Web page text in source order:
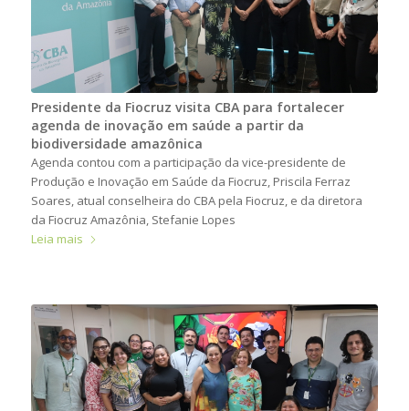
Presidente da Fiocruz visita CBA para fortalecer
agenda de inovação em saúde a partir da
biodiversidade amazônica
Agenda contou com a participação da vice-presidente de
Produção e Inovação em Saúde da Fiocruz, Priscila Ferraz
Soares, atual conselheira do CBA pela Fiocruz, e da diretora
da Fiocruz Amazônia, Stefanie Lopes
Leia mais